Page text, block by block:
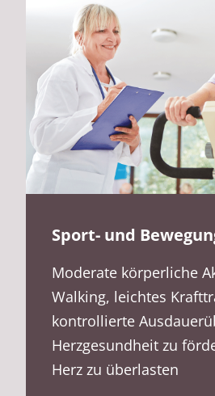
Sport- und
Moderate körperliche
Walking, leichtes
kontrollierte
Herzgesundheit zu
Herz zu überlasten